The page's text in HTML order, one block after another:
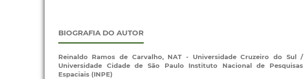
BIOGRAFIA DO AUTOR
Reinaldo Ramos de Carvalho, NAT - Universidade Cruzeiro do Sul /
Universidade Cidade de São Paulo Instituto Nacional de Pesquisas
Espaciais (INPE)